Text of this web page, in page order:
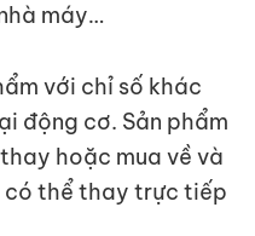
máy…
với chỉ số khác
động cơ. Sản phẩm
hoặc mua về và
thể thay trực tiếp